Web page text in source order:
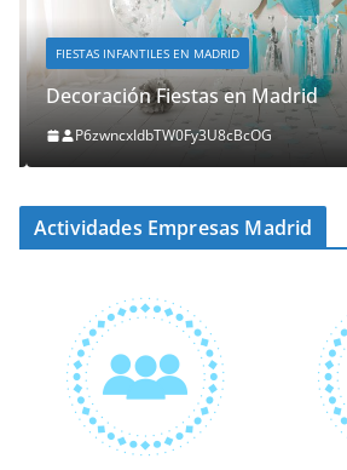
FIESTAS INFANTILES EN MADRID
Decoración Fiestas en Madrid
P6zwncxIdbTW0Fy3U8cBcOG
Actividades Empresas Madrid